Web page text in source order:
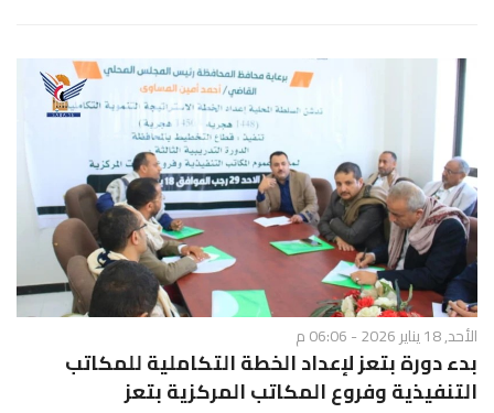
الأحد, 18 يناير 2026 - 06:06 م
بدء دورة بتعز لإعداد الخطة التكاملية للمكاتب
التنفيذية وفروع المكاتب المركزية بتعز